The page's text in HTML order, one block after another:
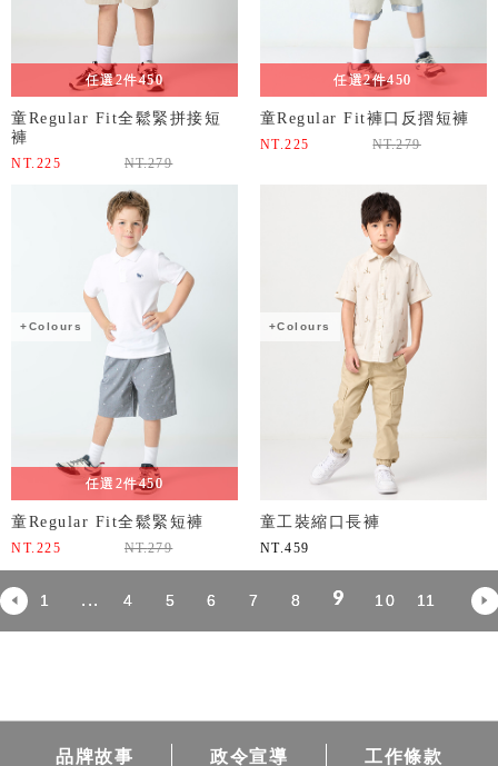
任選2件450
童Regular Fit全鬆緊拼接短
褲
NT. 225 NT.279
任選2件450
童Regular Fit褲口反摺短褲
NT. 225 NT.279
+Colours
任選2件450
童Regular Fit全鬆緊短褲
NT. 225 NT.279
+Colours
童工裝縮口長褲
NT. 459
1 ... 4 5 6 7 8 9 10 11
品牌故事 政令宣導 工作條款